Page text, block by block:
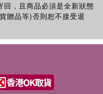
，且商品必須是全新狀態
贈品等)否則恕不接受退